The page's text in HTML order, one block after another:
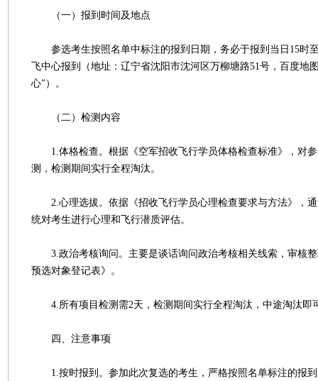
（一）报到时间及地点
参选考生按照名单中标注的报到日期，务必于报到当日15时
飞中心报到（地址：辽宁省沈阳市沈河区万柳塘路51号，百度地
心”）。
（二）检测内容
1.体格检查。根据《空军招收飞行学员体格检查标准》，对参
测，检测期间实行全程淘汰。
2.心理选拔。依据《招收飞行学员心理检查要求与方法》，通
统对考生进行心理和飞行潜质评估。
3.政治考核询问。主要是谈话询问政治考核相关线索，审核整
预选对象登记表》。
4.所有项目检测需2天，检测期间实行全程淘汰，中途淘汰即
四、注意事项
1.按时报到。参加此次复选的考生，严格按照名单标注的报到